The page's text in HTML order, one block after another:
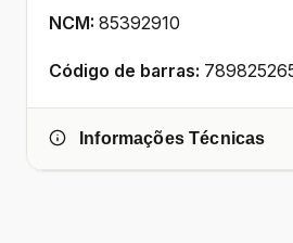
NCM: 85392910
Código de barras:
Informações Técnicas